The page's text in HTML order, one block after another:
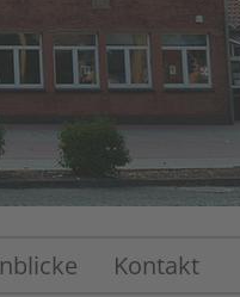
Kontakt